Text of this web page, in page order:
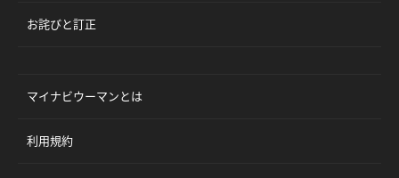
お詫びと訂正
マイナビウーマンとは
利用規約